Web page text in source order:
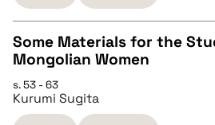
BIBTEX
pobierz cytat
CZYSTY TEKST
pobierz cytat
Some Materials for the
Mongolian Women
s. 53 - 63
Kurumi Sugita